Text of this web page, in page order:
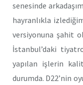
senesinde
hayranlıkla
versiyonuna şahit
İstanbul’daki
yapılan işlerin
durumda. D22’nin